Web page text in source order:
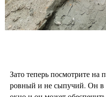
Зато теперь посмотрите
ровный и не сыпучий. Он в